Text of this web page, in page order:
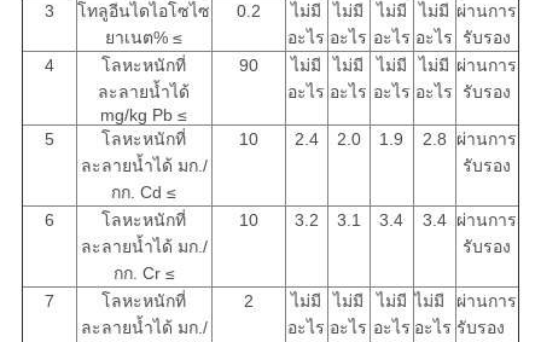
3
โทลูอีนไดไอโซไซ
ยาเนต% ≤
0.2
ไม่มี
อะไร
ไม่มี
อะไร
ไม่มี
อะไร
ไม่มี
อะไร
ผ่านการ
รับรอง
4
โลหะหนักที่
ละลายน้ำได้
mg/kg Pb ≤
90
ไม่มี
อะไร
ไม่มี
อะไร
ไม่มี
อะไร
ไม่มี
อะไร
ผ่านการ
รับรอง
5
โลหะหนักที่
ละลายน้ำได้ มก./
กก. Cd ≤
10 2.4 2.0 1.9 2.8
ผ่านการ
รับรอง
6
โลหะหนักที่
ละลายน้ำได้ มก./
กก. Cr ≤
10 3.2 3.1 3.4 3.4 ผ่านการ
รับรอง
7
โลหะหนักที่
ละลายน้ำได้ มก./
2
ไม่มี
อะไร
ไม่มี
อะไร
ไม่มี
อะไร
ไม่มี
อะไร
ผ่านการ
รับรอง